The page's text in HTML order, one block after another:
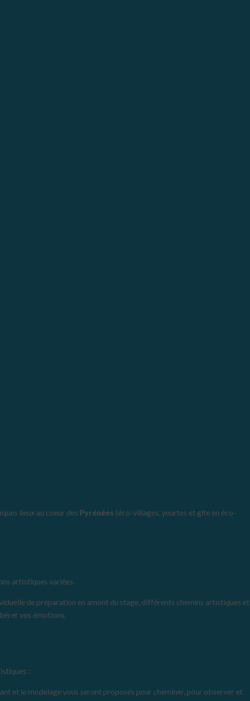
lieux au coeur des Pyrénées (éco-villages, yourtes et gîte en éco-
artistiques variées.
de préparation en amont du stage, différents chemins artistiques et
vos émotions.
:
et le modelage vous seront proposés pour cheminer, pour observer et